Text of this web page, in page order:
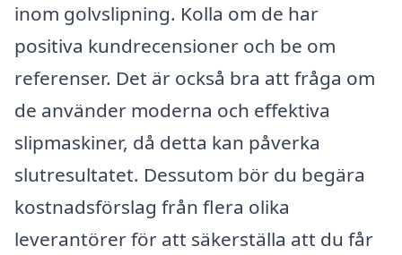
inom golvslipning. Kolla om de har
positiva kundrecensioner och be om
referenser. Det är också bra att fråga om
de använder moderna och effektiva
slipmaskiner, då detta kan påverka
slutresultatet. Dessutom bör du begära
kostnadsförslag från flera olika
leverantörer för att säkerställa att du får